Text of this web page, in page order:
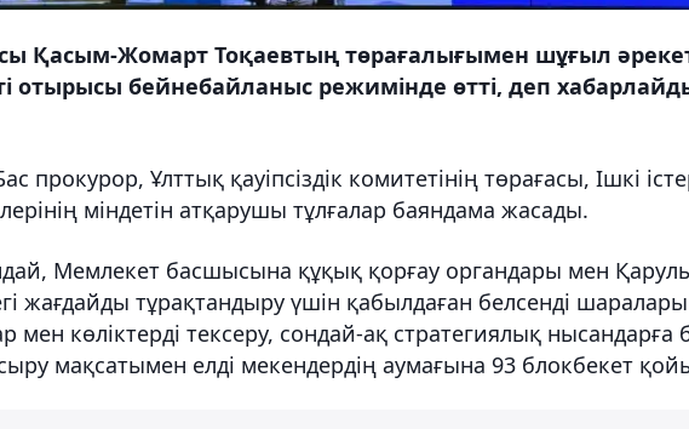
Қасым-Жомарт Тоқаевтың төрағалығымен шұғыл
отырысы бейнебайланыс режимінде өтті, деп
прокурор, Ұлттық қауіпсіздік комитетінің төрағасы, Ішкі
міндетін атқарушы тұлғалар баяндама жасады.
Мемлекет басшысына құқық қорғау органдары мен
жағдайды тұрақтандыру үшін қабылдаған белсенді
мен көліктерді тексеру, сондай-ақ стратегиялық нысандарға
мақсатымен елді мекендердің аумағына 93 блокбекет